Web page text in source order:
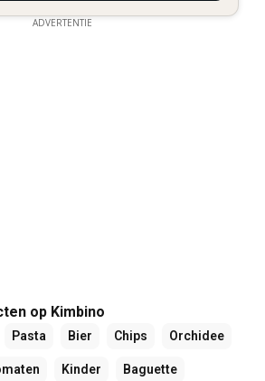
ADVERTENTIE
op Kimbino
Pasta Bier Chips Orchidee
Kinder Baguette